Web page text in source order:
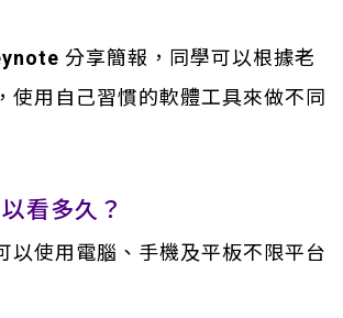
分享簡報，同學可以根據老
使用自己習慣的軟體工具來做不同
看多久？
以使用電腦、手機及平板不限平台